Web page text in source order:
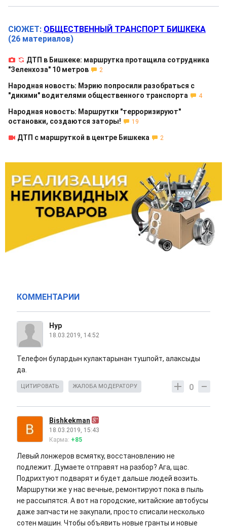
СЮЖЕТ: ОБЩЕСТВЕННЫЙ ТРАНСПОРТ БИШКЕКА
(26 материалов)
ДТП в Бишкеке: маршрутка протащила сотрудника
"Зеленхоза" 10 метров
2
Народная новость: Мэрию попросили разобраться с
"дикими" водителями общественного транспорта
4
Народная новость: Маршрутки "терроризируют"
остановки, создаются заторы!
19
ДТП с маршруткой в центре Бишкека 2
КОММЕНТАРИИ
Нур
18.03.2019, 14:52
Телефон булардын кулактарынан тушпойт, алаксыды
да.
0
ЦИТИРОВАТЬ ЖАЛОБА МОДЕРАТОРУ
Bishkekman
18.03.2019, 15:43
Карма: +85
Левый лонжеров всмятку, восстановлению не
подлежит. Думаете отправят на разбор? Ага, щас.
Подрихтуют подварят и будет дальше людей возить.
Маршрутки же у нас вечные, ремонтируют пока в пыль
не рассыпятся. А вот на городские, китайские автобусы
даже запчасти не закупали, просто списали несколько
сотен машин. Чтобы объявить новые гранты и новые